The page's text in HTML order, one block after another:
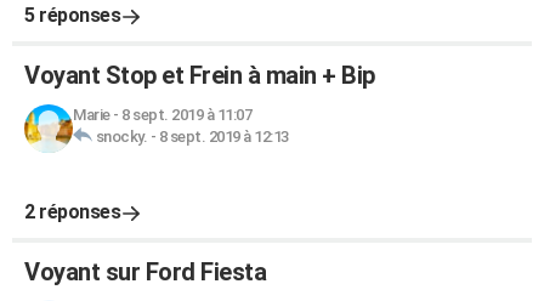
5 réponses
Voyant Stop et Frein à main + Bip
Marie- 8 sept. 2019 à 11:07
snocky. - 8 sept. 2019 à 12:13
2 réponses
Voyant sur Ford Fiesta